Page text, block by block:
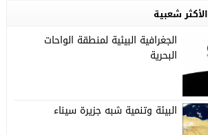
الأكثر شعبية
الجغرافية البيئية لمنطقة الواحات
البحرية
البيئة وتنمية شبه جزيرة سيناء